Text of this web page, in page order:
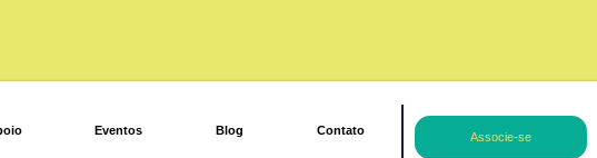
Eventos Blog Contato Associe-se